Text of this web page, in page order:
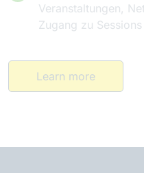
Veranstaltungen,
Zugang zu
Learn more